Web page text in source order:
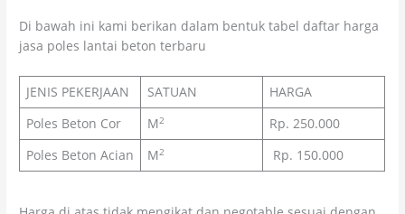
Di bawah ini kami berikan dalam bentuk tabel daftar harga
jasa poles lantai beton terbaru
JENIS PEKERJAAN SATUAN
HARGA
Poles Beton Cor
M2
Rp. 250.000
Poles Beton Acian
M2 Rp. 150.000